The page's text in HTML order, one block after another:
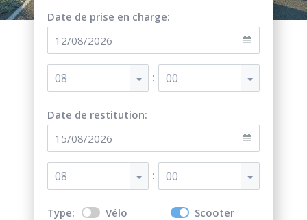
Date de prise en charge:
08 : 00
Date de restitution:
08 : 00
Type: Vélo
Scooter